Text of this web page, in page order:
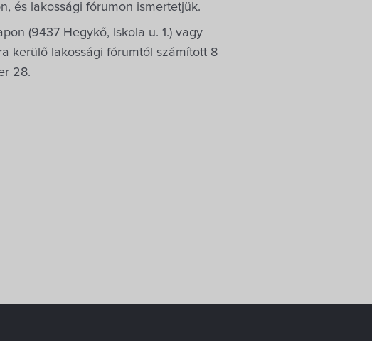
és lakossági fórumon ismertetjük.
(9437 Hegykő, Iskola u. 1.) vagy
kerülő lakossági fórumtól számított 8
28.